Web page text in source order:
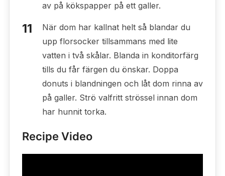
av på kökspapper på ett galler.
När dom har kallnat helt så blandar du
upp florsocker tillsammans med lite
vatten i två skålar. Blanda in konditorfärg
tills du får färgen du önskar. Doppa
donuts i blandningen och låt dom rinna av
på galler. Strö valfritt strössel innan dom
har hunnit torka.
Recipe Video